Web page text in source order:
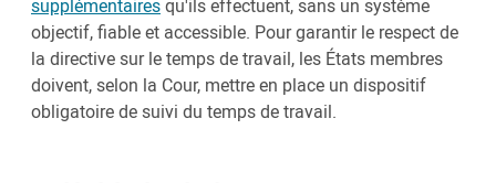
supplémentairesqu'ils effectuent, sans un système
objectif, fiable et accessible. Pour garantir le respect de
la directive sur le temps de travail, les États membres
doivent, selon la Cour, mettre en place un dispositif
obligatoire de suivi du temps de travail.